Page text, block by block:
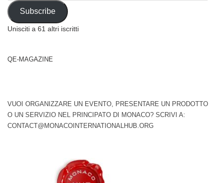
Address
Subscribe
Unisciti a 61 altri iscritti
QE-MAGAZINE
VUOI ORGANIZZARE UN EVENTO, PRESENTARE UN PRODOTTO
O UN SERVIZIO NEL PRINCIPATO DI MONACO? SCRIVI A:
CONTACT@MONACOINTERNATIONALHUB.ORG